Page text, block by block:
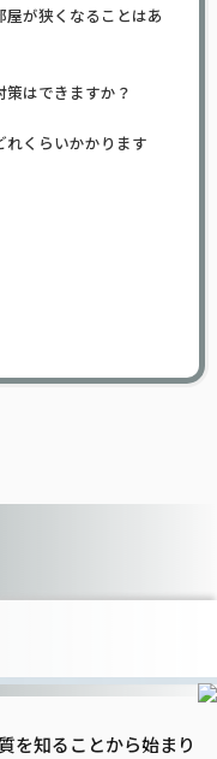
が狭くなることはあ
はできますか？
れくらいかかります
を知ることから始まり